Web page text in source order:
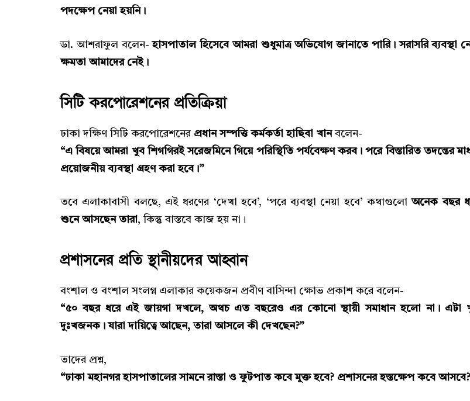
পদক্ষেপ নেয়া হয়নি।
ডা. আশরাফুল বলেন-হাসপাতাল হিসেবে আমরা শুধুমাত্র অভিযোগ জানাতে পারি। সরাসরি ব্যবস্থা
ক্ষমতা আমাদের নেই।
সিটি করপোরেশনের প্রতিক্রিয়া
ঢাকা দক্ষিণ সিটি করপোরেশনের প্রধান সম্পত্তি কর্মকর্তা হাছিবা খানবলেন-
“এ বিষয়ে আমরা খুব শিগগিরই সরেজমিনে গিয়ে পরিস্থিতি পর্যবেক্ষণ করব। পরে বিস্তারিত তদন্তের
প্রয়োজনীয় ব্যবস্থা গ্রহণ করা হবে।”
তবে এলাকাবাসী বলছে, এই ধরণের ‘দেখা হবে’, ‘পরে ব্যবস্থা নেয়া হবে’ কথাগুলোঅনেক বছর
শুনে আসছেন তারা, কিন্তু বাস্তবে কাজ হয় না।
প্রশাসনের প্রতি স্থানীয়দের আহ্বান
বংশাল ও বংশাল সংলগ্ন এলাকার কয়েকজন প্রবীণ বাসিন্দা ক্ষোভ প্রকাশ করে বলেন-
“৫০ বছর ধরে এই জায়গা দখলে, অথচ এত বছরেও এর কোনো স্থায়ী সমাধান হলো না। এটা
দুঃখজনক। যারা দায়িত্বে আছেন, তারা আসলে কী দেখছেন?”
তাদের প্রশ্ন,
“ঢাকা মহানগর হাসপাতালের সামনে রাস্তা ও ফুটপাত কবে মুক্ত হবে? প্রশাসনের হস্তক্ষেপ কবে